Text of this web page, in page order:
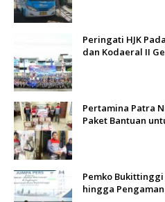
Peringati HJK
dan Kodaeral II
Pertamina Patra
Paket Bantuan
Pemko
hingga